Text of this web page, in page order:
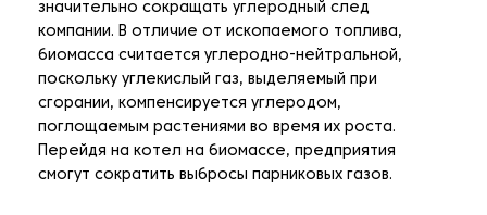
значительно сокращать углеродный след
компании. В отличие от ископаемого топлива,
биомасса считается углеродно-нейтральной,
поскольку углекислый газ, выделяемый при
сгорании, компенсируется углеродом,
поглощаемым растениями во время их роста.
Перейдя на котел на биомассе, предприятия
смогут сократить выбросы парниковых газов.